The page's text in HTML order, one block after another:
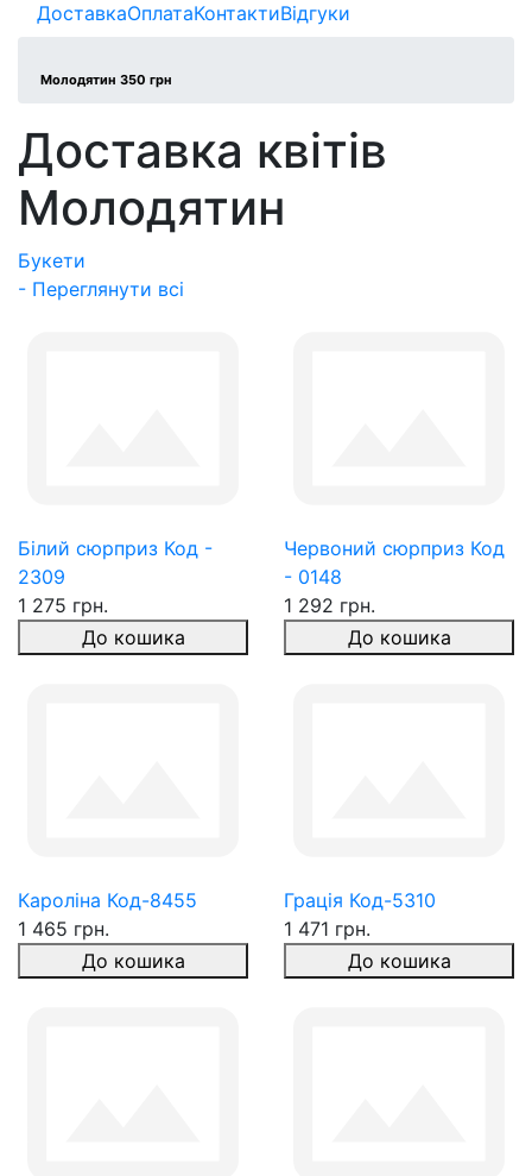
ДоставкаОплатаКонтактиВідгуки
Молодятин 350 грн
Доставка квітів
Молодятин
Букети
- Переглянути всі
Білий сюрприз Код -
2309
1 275 грн.
До кошика
Червоний сюрприз Код
- 0148
1 292 грн.
До кошика
Кароліна Код-8455
1 465 грн.
До кошика
Грація Код-5310
1 471 грн.
До кошика